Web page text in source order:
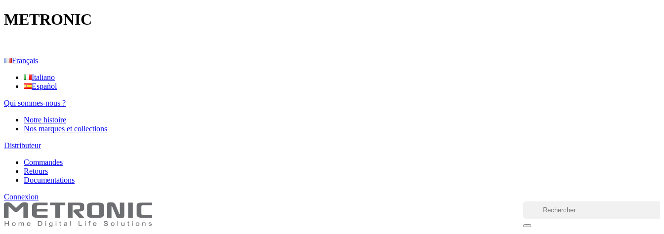
METRONIC
Français
Italiano
Español
Qui sommes-nous ?
Notre histoire
Nos marques et collections
Distributeur
Commandes
Retours
Documentations
Connexion